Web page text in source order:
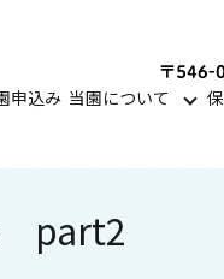
申込み 当園について
part2